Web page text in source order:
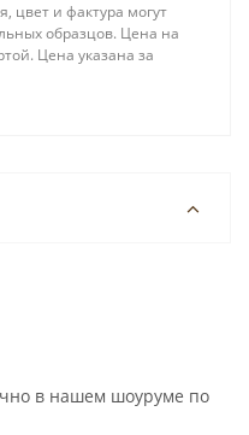
цвет и фактура могут
образцов. Цена на
Цена указана за
в нашем шоуруме по